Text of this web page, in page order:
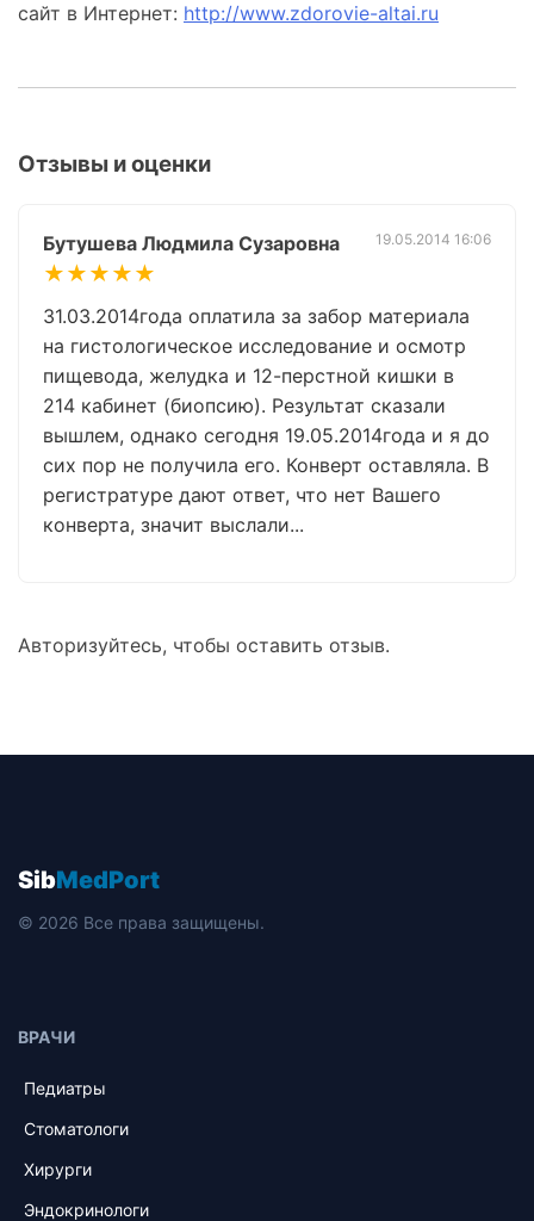
сайт в Интернет: http://www.zdorovie-altai.ru
Отзывы и оценки
Бутушева Людмила Сузаровна
★★★★★
19.05.2014 16:06
31.03.2014года оплатила за забор материала
на гистологическое исследование и осмотр
пищевода, желудка и 12-перстной кишки в
214 кабинет (биопсию). Результат сказали
вышлем, однако сегодня 19.05.2014года и я до
сих пор не получила его. Конверт оставляла. В
регистратуре дают ответ, что нет Вашего
конверта, значит выслали...
Авторизуйтесь, чтобы оставить отзыв.
SibMedPort
© 2026 Все права защищены.
ВРАЧИ
Педиатры
Стоматологи
Хирурги
Эндокринологи